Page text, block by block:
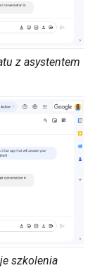
z asystentem
szkolenia